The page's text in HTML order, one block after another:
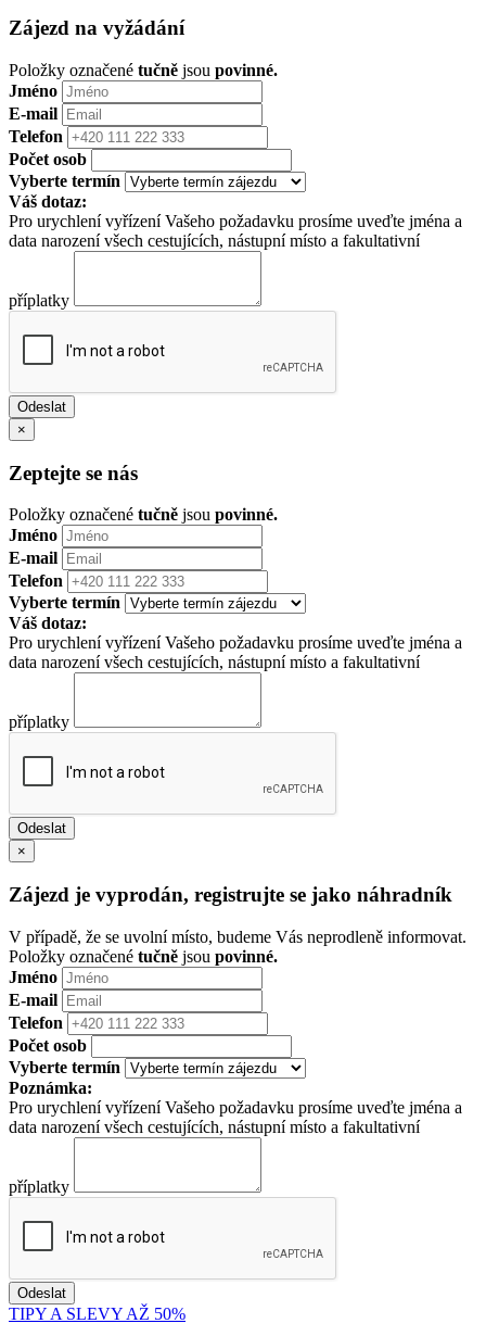
Zájezd na vyžádání
Položky označené tučně jsou povinné.
Jméno
E-mail
Telefon
Počet osob
Vyberte termín
Váš dotaz:
Pro urychlení vyřízení Vašeho požadavku prosíme uveďte jména a
data narození všech cestujících, nástupní místo a fakultativní
příplatky
×
Zeptejte se nás
Položky označené tučně jsou povinné.
Jméno
E-mail
Telefon
Vyberte termín
Váš dotaz:
Pro urychlení vyřízení Vašeho požadavku prosíme uveďte jména a
data narození všech cestujících, nástupní místo a fakultativní
příplatky
×
Zájezd je vyprodán, registrujte se jako náhradník
V případě, že se uvolní místo, budeme Vás neprodleně informovat.
Položky označené tučně jsou povinné.
Jméno
E-mail
Telefon
Počet osob
Vyberte termín
Poznámka:
Pro urychlení vyřízení Vašeho požadavku prosíme uveďte jména a
data narození všech cestujících, nástupní místo a fakultativní
příplatky
TIPY A SLEVY AŽ 50%